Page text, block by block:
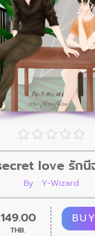
By : Y-Wizard
149.00
THB.
BUY